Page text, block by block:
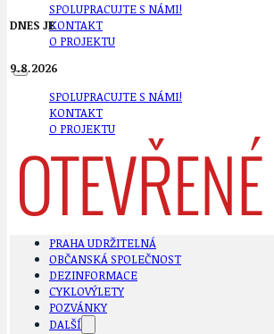
SPOLUPRACUJTE S NÁMI!
KONTAKT
O PROJEKTU
SPOLUPRACUJTE S NÁMI!
KONTAKT
O PROJEKTU
DNES JE
9.8.2026
PRAHA UDRŽITELNÁ
OBČANSKÁ SPOLEČNOST
DEZINFORMACE
CYKLOVÝLETY
POZVÁNKY
DALŠÍ